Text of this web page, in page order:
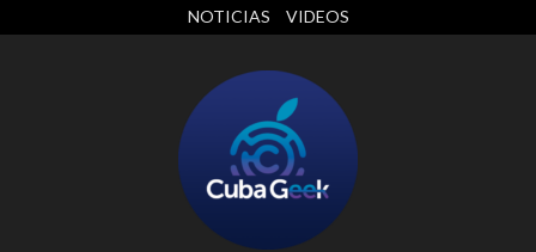
NOTICIAS VIDEOS